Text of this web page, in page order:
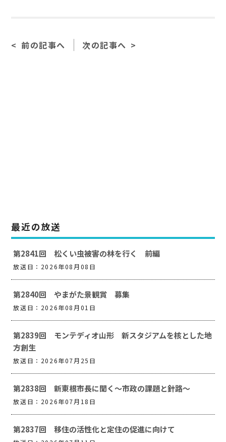
前の記事へ 次の記事へ
最近の放送
第2841回 松くい虫被害の林を行く 前編
放送日：2026年08月08日
第2840回 やまがた景観賞 募集
放送日：2026年08月01日
第2839回 モンテディオ山形 新スタジアムを核とした地
方創生
放送日：2026年07月25日
第2838回 新東根市長に聞く～市政の課題と針路～
放送日：2026年07月18日
第2837回 移住の活性化と定住の促進に向けて